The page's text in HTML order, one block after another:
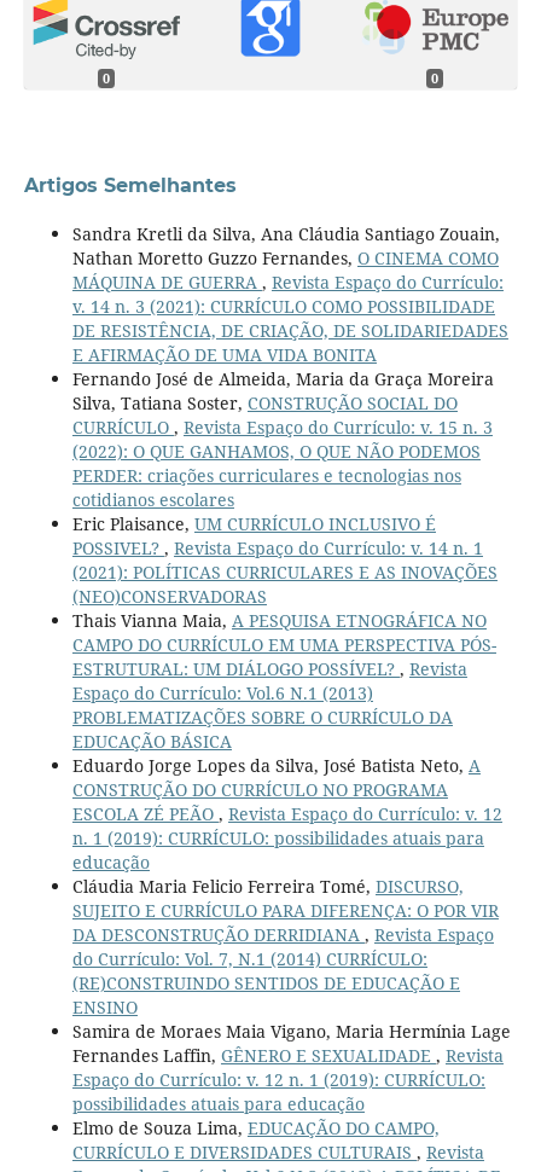
0 0
Artigos Semelhantes
Sandra Kretli da Silva, Ana Cláudia Santiago Zouain,
Nathan Moretto Guzzo Fernandes, O CINEMA COMO
MÁQUINA DE GUERRA , Revista Espaço do Currículo:
v. 14 n. 3 (2021): CURRÍCULO COMO POSSIBILIDADE
DE RESISTÊNCIA, DE CRIAÇÃO, DE SOLIDARIEDADES
E AFIRMAÇÃO DE UMA VIDA BONITA
Fernando José de Almeida, Maria da Graça Moreira
Silva, Tatiana Soster, CONSTRUÇÃO SOCIAL DO
CURRÍCULO , Revista Espaço do Currículo: v. 15 n. 3
(2022): O QUE GANHAMOS, O QUE NÃO PODEMOS
PERDER: criações curriculares e tecnologias nos
cotidianos escolares
Eric Plaisance, UM CURRÍCULO INCLUSIVO É
POSSIVEL? , Revista Espaço do Currículo: v. 14 n. 1
(2021): POLÍTICAS CURRICULARES E AS INOVAÇÕES
(NEO)CONSERVADORAS
Thais Vianna Maia, A PESQUISA ETNOGRÁFICA NO
CAMPO DO CURRÍCULO EM UMA PERSPECTIVA PÓS-
ESTRUTURAL: UM DIÁLOGO POSSÍVEL? , Revista
Espaço do Currículo: Vol.6 N.1 (2013)
PROBLEMATIZAÇÕES SOBRE O CURRÍCULO DA
EDUCAÇÃO BÁSICA
Eduardo Jorge Lopes da Silva, José Batista Neto, A
CONSTRUÇÃO DO CURRÍCULO NO PROGRAMA
ESCOLA ZÉ PEÃO , Revista Espaço do Currículo: v. 12
n. 1 (2019): CURRÍCULO: possibilidades atuais para
educação
Cláudia Maria Felicio Ferreira Tomé, DISCURSO,
SUJEITO E CURRÍCULO PARA DIFERENÇA: O POR VIR
DA DESCONSTRUÇÃO DERRIDIANA , Revista Espaço
do Currículo: Vol. 7, N.1 (2014) CURRÍCULO:
(RE)CONSTRUINDO SENTIDOS DE EDUCAÇÃO E
ENSINO
Samira de Moraes Maia Vigano, Maria Hermínia Lage
Fernandes Laffin, GÊNERO E SEXUALIDADE , Revista
Espaço do Currículo: v. 12 n. 1 (2019): CURRÍCULO:
possibilidades atuais para educação
Elmo de Souza Lima, EDUCAÇÃO DO CAMPO,
CURRÍCULO E DIVERSIDADES CULTURAIS , Revista